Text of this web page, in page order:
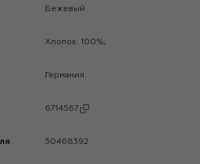
Бежевый
Хлопок: 100%;
Германия
6714567
50468392